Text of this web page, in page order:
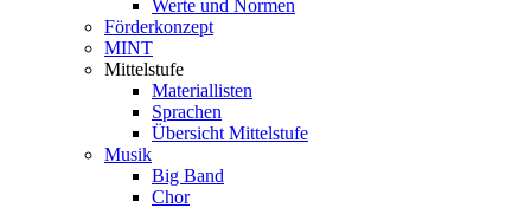
Werte und Normen
Förderkonzept
MINT
Mittelstufe
Materiallisten
Sprachen
Übersicht Mittelstufe
Musik
Big Band
Chor